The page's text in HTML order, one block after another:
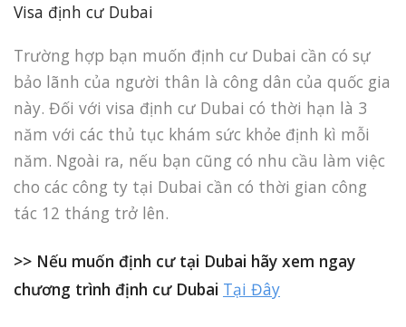
Visa định cư Dubai
Trường hợp bạn muốn định cư Dubai cần có sự
bảo lãnh của người thân là công dân của quốc gia
này. Đối với visa định cư Dubai có thời hạn là 3
năm với các thủ tục khám sức khỏe định kì mỗi
năm. Ngoài ra, nếu bạn cũng có nhu cầu làm việc
cho các công ty tại Dubai cần có thời gian công
tác 12 tháng trở lên.
>> Nếu muốn định cư tại Dubai hãy xem ngay
chương trình định cư Dubai Tại Đây